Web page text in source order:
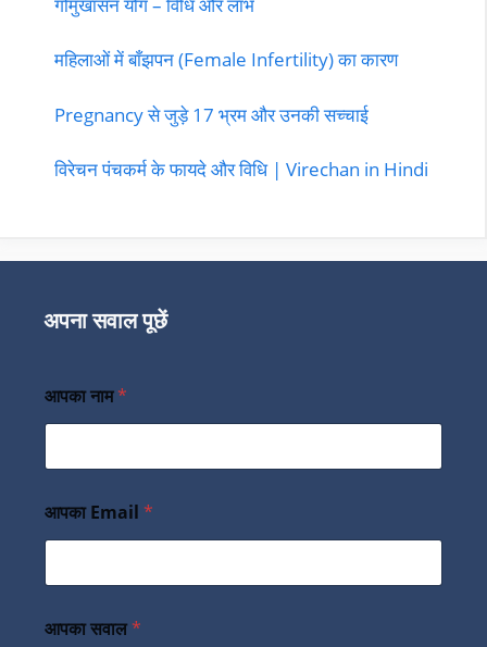
महिलाओं में बाँझपन (Female Infertility) का कारण
Pregnancy से जुड़े 17 भ्रम और उनकी सच्चाई
विरेचन पंचकर्म के फायदे और विधि | Virechan in Hindi
अपना सवाल पूछें
आपका नाम*
आपका Email *
आपका सवाल*